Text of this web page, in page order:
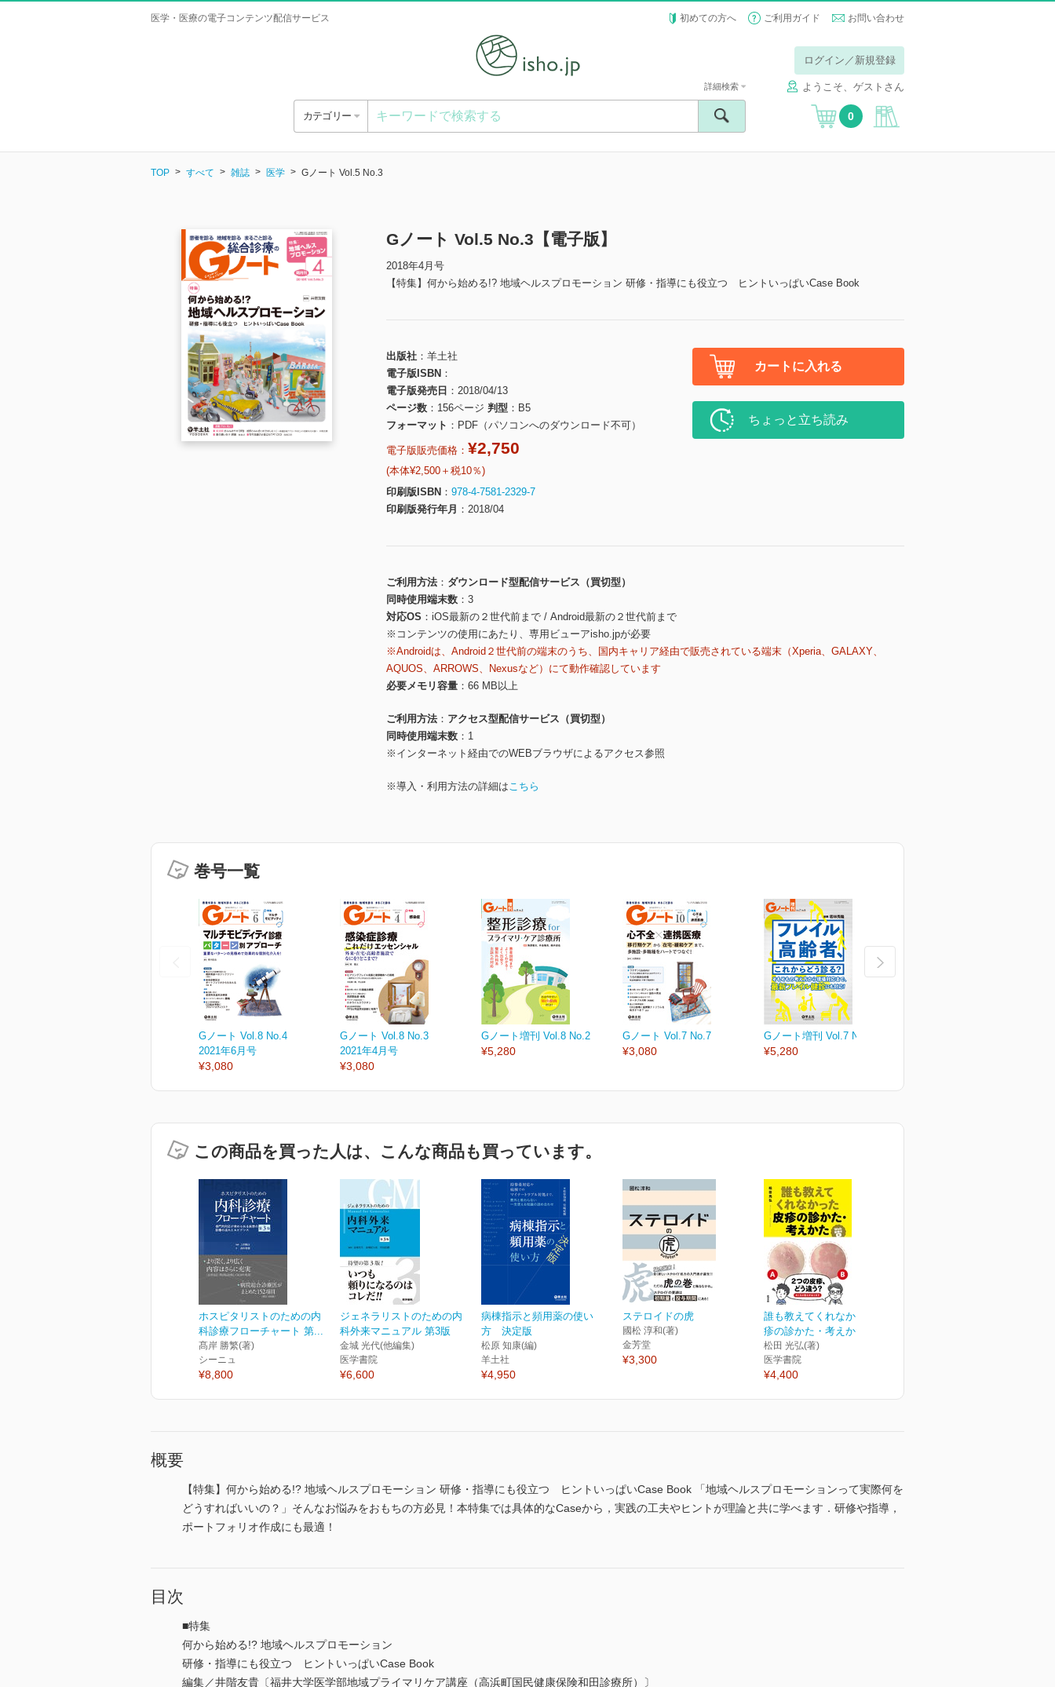
医学・医療の電子コンテンツ配信サービス 初めての方へ ご利用ガイド お問い合わせ
ログイン／新規登録
ようこそ、ゲストさん
カテゴリー
詳細検索
0
TOP すべて 雑誌 医学 Gノート Vol.5 No.3
Gノート Vol.5 No.3【電子版】
2018年4月号
【特集】何から始める!? 地域ヘルスプロモーション 研修・指導にも役立つ ヒントいっぱいCase Book
出版社
羊土社
電子版ISBN
電子版発売日
2018/04/13
ページ数
156ページ 判型
B5
フォーマット
PDF（パソコンへのダウンロード不可）
電子版販売価格： ¥2,750
(本体¥2,500＋税10％)
印刷版ISBN
978-4-7581-2329-7
印刷版発行年月
2018/04
カートに入れる
ちょっと立ち読み
ご利用方法
ダウンロード型配信サービス（買切型）
同時使用端末数
3
対応OS
iOS最新の２世代前まで / Android最新の２世代前まで
※コンテンツの使用にあたり、専用ビューアisho.jpが必要
※Androidは、Android２世代前の端末のうち、国内キャリア経由で販売されている端末（Xperia、GALAXY、
AQUOS、ARROWS、Nexusなど）にて動作確認しています
必要メモリ容量
66 MB以上
ご利用方法
アクセス型配信サービス（買切型）
同時使用端末数
1
※インターネット経由でのWEBブラウザによるアクセス参照
※導入・利用方法の詳細はこちら
巻号一覧
Gノート Vol.8 No.4
2021年6月号
¥3,080
Gノート Vol.8 No.3
2021年4月号
¥3,080
Gノート増刊 Vol.8 No.2
¥5,280
Gノート Vol.7 No.7
¥3,080
Gノート増刊 Vol.7 No.6
¥5,280
この商品を買った人は、こんな商品も買っています。
ホスピタリストのための内
科診療フローチャート 第...
髙岸 勝繁(著)
シーニュ
¥8,800
ジェネラリストのための内
科外来マニュアル 第3版
金城 光代(他編集)
医学書院
¥6,600
病棟指示と頻用薬の使い
方 決定版
松原 知康(編)
羊土社
¥4,950
ステロイドの虎
國松 淳和(著)
金芳堂
¥3,300
誰も教えてくれなかった皮
疹の診かた・考えかた[W...
松田 光弘(著)
医学書院
¥4,400
概要
【特集】何から始める!? 地域ヘルスプロモーション 研修・指導にも役立つ ヒントいっぱいCase Book 「地域ヘルスプロモーションって実際何を
どうすればいいの？」そんなお悩みをおもちの方必見！本特集では具体的なCaseから，実践の工夫やヒントが理論と共に学べます．研修や指導，
ポートフォリオ作成にも最適！
目次
■特集
何から始める!? 地域ヘルスプロモーション
研修・指導にも役立つ ヒントいっぱいCase Book
編集／井階友貴〔福井大学医学部地域プライマリケア講座（高浜町国民健康保険和田診療所）〕